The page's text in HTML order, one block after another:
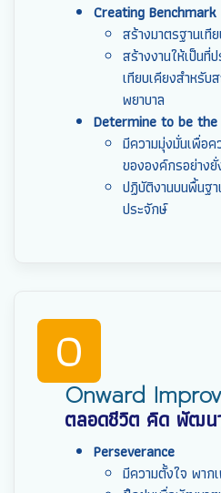
Creating Benchmark
สร้างมาตรฐานเที
สร้างงานให้เป็นที่
เทียบเคียงสำหรับ
พยาบาล
Determine to be the
มีความมุ่งมั่นเพื่อค
ขององค์กรอย่างยั่
ปฏิบัติงานบนพื้นฐ
ประจักษ์
O
Onward
ตลอดชีวิต คิด พัฒน
Perseverance
มีความตั้งใจ พาก